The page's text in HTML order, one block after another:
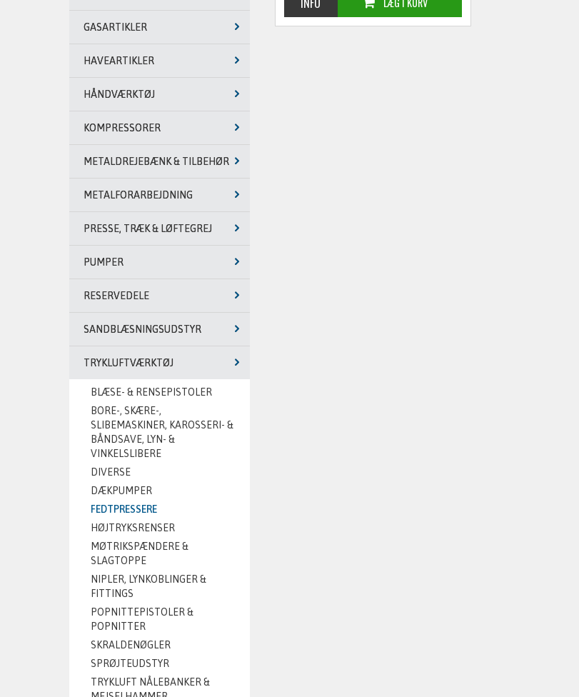
GASARTIKLER
HAVEARTIKLER
HÅNDVÆRKTØJ
KOMPRESSORER
METALDREJEBÆNK & TILBEHØR
METALFORARBEJDNING
PRESSE, TRÆK & LØFTEGREJ
PUMPER
RESERVEDELE
SANDBLÆSNINGSUDSTYR
TRYKLUFTVÆRKTØJ
BLÆSE- & RENSEPISTOLER
BORE-, SKÆRE-,
SLIBEMASKINER, KAROSSERI- &
BÅNDSAVE, LYN- &
VINKELSLIBERE
DIVERSE
DÆKPUMPER
FEDTPRESSERE
HØJTRYKSRENSER
MØTRIKSPÆNDERE &
SLAGTOPPE
NIPLER, LYNKOBLINGER &
FITTINGS
POPNITTEPISTOLER &
POPNITTER
SKRALDENØGLER
SPRØJTEUDSTYR
TRYKLUFT NÅLEBANKER &